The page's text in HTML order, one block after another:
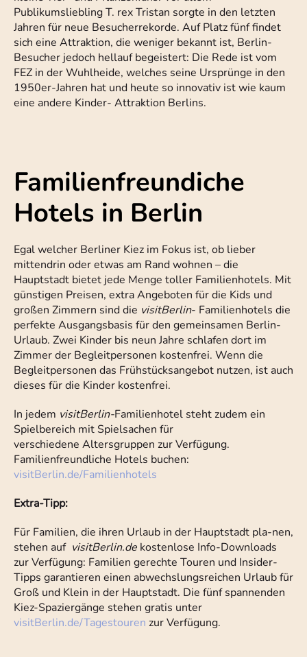
Publikumsliebling T. rex Tristan sorgte in den letzten
Jahren für neue Besucherrekorde. Auf Platz fünf findet
sich eine Attraktion, die weniger bekannt ist, Berlin-
Besucher jedoch hellauf begeistert: Die Rede ist vom
FEZ in der Wuhlheide, welches seine Ursprünge in den
1950er-Jahren hat und heute so innovativ ist wie kaum
eine andere Kinder- Attraktion Berlins.
Familienfreundiche
Hotels in Berlin
Egal welcher Berliner Kiez im Fokus ist, ob lieber
mittendrin oder etwas am Rand wohnen – die
Hauptstadt bietet jede Menge toller Familienhotels. Mit
günstigen Preisen, extra Angeboten für die Kids und
großen Zimmern sind die visitBerlin- Familienhotels die
perfekte Ausgangsbasis für den gemeinsamen Berlin-
Urlaub. Zwei Kinder bis neun Jahre schlafen dort im
Zimmer der Begleitpersonen kostenfrei. Wenn die
Begleitpersonen das Frühstücksangebot nutzen, ist auch
dieses für die Kinder kostenfrei.
In jedem visitBerlin-Familienhotel steht zudem ein
Spielbereich mit Spielsachen für
verschiedene Altersgruppen zur Verfügung.
Familienfreundliche Hotels buchen:
visitBerlin.de/Familienhotels
Extra-Tipp:
Für Familien, die ihren Urlaub in der Hauptstadt pla-nen,
stehen auf visitBerlin.de kostenlose Info-Downloads
zur Verfügung: Familien gerechte Touren und Insider-
Tipps garantieren einen abwechslungsreichen Urlaub für
Groß und Klein in der Hauptstadt. Die fünf spannenden
Kiez-Spaziergänge stehen gratis unter
visitBerlin.de/Tagestouren zur Verfügung.